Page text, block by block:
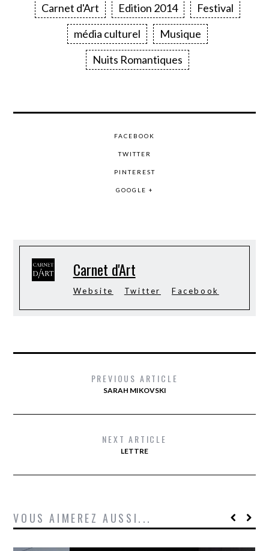
Carnet d'Art Edition 2014
Festival
média culturel
Musique
Nuits Romantiques
FACEBOOK
TWITTER
PINTEREST
GOOGLE +
Carnet d'Art
Website Twitter Facebook
PREVIOUS ARTICLE
SARAH MIKOVSKI
NEXT ARTICLE
LETTRE
VOUS AIMEREZ AUSSI...